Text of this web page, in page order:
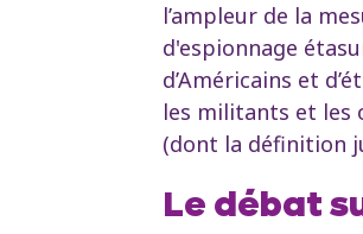
l’ampleur de la
d'espionnage
d’Américains et
les militants et les
(dont la définition
Le débat